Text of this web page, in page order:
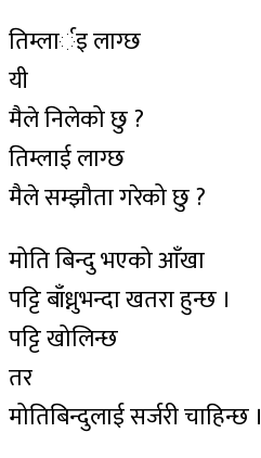
तिम्लार्इ लाग्छ
यी
मैले निलेको छु ?
तिम्लाई लाग्छ
मैले सम्झौता गरेको छु ?
मोति बिन्दु भएको आँखा
पट्टि बाँध्नुभन्दा खतरा हुन्छ ।
पट्टि खोलिन्छ
तर
मोतिबिन्दुलाई सर्जरी चाहिन्छ ।